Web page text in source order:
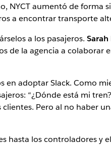
aumentó de forma
a encontrar transporte
a los pasajeros. Sarah
de la agencia a colaborar
adoptar Slack. Como
“¿Dónde está mi
Pero al no haber
hasta los controladores y